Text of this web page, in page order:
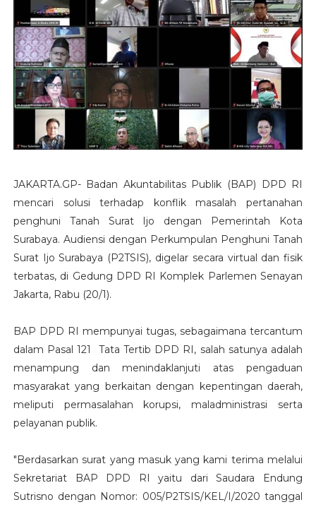
JAKARTA.GP- Badan Akuntabilitas Publik (BAP) DPD RI
mencari solusi terhadap konflik masalah pertanahan
penghuni Tanah Surat Ijo dengan Pemerintah Kota
Surabaya. Audiensi dengan Perkumpulan Penghuni Tanah
Surat Ijo Surabaya (P2TSIS), digelar secara virtual dan fisik
terbatas, di Gedung DPD RI Komplek Parlemen Senayan
Jakarta, Rabu (20/1).
BAP DPD RI mempunyai tugas, sebagaimana tercantum
dalam Pasal 121 Tata Tertib DPD RI, salah satunya adalah
menampung dan menindaklanjuti atas pengaduan
masyarakat yang berkaitan dengan kepentingan daerah,
meliputi permasalahan korupsi, maladministrasi serta
pelayanan publik.
"Berdasarkan surat yang masuk yang kami terima melalui
Sekretariat BAP DPD RI yaitu dari Saudara Endung
Sutrisno dengan Nomor: 005/P2TSIS/KEL/I/2020 tanggal